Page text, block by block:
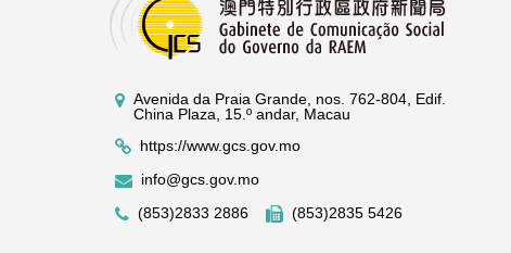
Avenida da Praia Grande, nos. 762-804, Edif.
China Plaza, 15.º andar, Macau
https://www.gcs.gov.mo
info@gcs.gov.mo
(853)2833 2886
(853)2835 5426